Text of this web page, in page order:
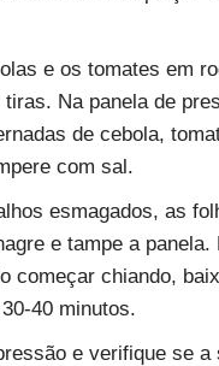
e os tomates em
tiras. Na panela de
de cebola,
com sal.
esmagados, as
e tampe a panela.
começar chiando,
40 minutos.
e verifique se a